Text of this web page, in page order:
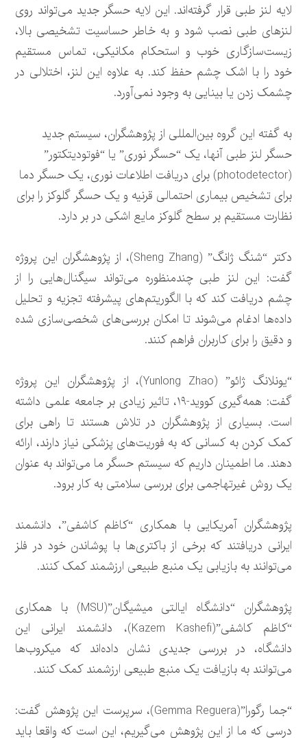
لایه لنز طبی قرار گرفته‌اند. این لایه حسگر جدید می‌تواند روی
لنزهای طبی نصب شود و به خاطر حساسیت تشخیصی بالا،
زیست‌سازگاری خوب و استحکام مکانیکی، تماس مستقیم
خود را با اشک چشم حفظ کند. به علاوه این لنز، اختلالی در
چشمک زدن یا بینایی به وجود نمی‌آورد.
به گفته این گروه بین‌المللی از پژوهشگران، سیستم جدید
حسگر لنز طبی آنها، یک “حسگر نوری” یا “فوتودیتکتور”
(photodetector) برای دریافت اطلاعات نوری، یک حسگر دما
برای تشخیص بیماری احتمالی قرنیه و یک حسگر گلوکز را برای
نظارت مستقیم بر سطح گلوکز مایع اشکی در بر دارد.
دکتر “شنگ ژانگ” (Sheng Zhang)، از پژوهشگران این پروژه
گفت: این لنز طبی چندمنظوره می‌تواند سیگنال‌هایی را از
چشم دریافت کند که با الگوریتم‌های پیشرفته تجزیه و تحلیل
داده‌ها ادغام می‌شوند تا امکان بررسی‌های شخصی‌سازی شده
و دقیق را برای کاربران فراهم کنند.
“یونلانگ ژائو” (Yunlong Zhao)، از پژوهشگران این پروژه
گفت: همه‌گیری کووید-۱۹، تاثیر زیادی بر جامعه علمی داشته
است. بسیاری از پژوهشگران در تلاش هستند تا راهی برای
کمک کردن به کسانی که به فوریت‌های پزشکی نیاز دارند، ارائه
دهند. ما اطمینان داریم که سیستم حسگر ما می‌تواند به عنوان
یک روش غیرتهاجمی برای بررسی سلامتی به کار برود.
پژوهشگران آمریکایی با همکاری “کاظم کاشفی”، دانشمند
ایرانی دریافتند که برخی از باکتری‌ها با پوشاندن خود در فلز
می‌توانند به بازیابی یک منبع طبیعی ارزشمند کمک کنند.
پژوهشگران “دانشگاه ایالتی میشیگان”(MSU) با همکاری
“کاظم کاشفی”(Kazem Kashefi)، دانشمند ایرانی این
دانشگاه، در بررسی جدیدی نشان داده‌اند که میکروب‌ها
می‌توانند به بازیافت یک منبع طبیعی ارزشمند کمک کنند.
“جما رگورا”(Gemma Reguera)، سرپرست این پژوهش گفت:
درسی که ما از این پژوهش می‌گیریم، این است که واقعا باید